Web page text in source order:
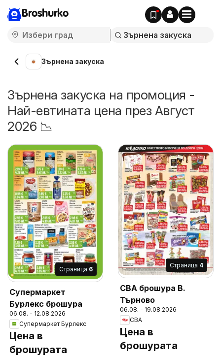
Broshurko
Зърнена закуска
Зърнена закуска на промоция -
Най-евтината цена през Август
2026 📉
Cтраница 6
Супермаркет
Бурлекс брошура
06.08. - 12.08.2026
Супермаркет Бурлекс
Цена в
брошурата
Cтраница 4
CBA брошура В.
Търново
06.08. - 19.08.2026
CBA
Цена в
брошурата